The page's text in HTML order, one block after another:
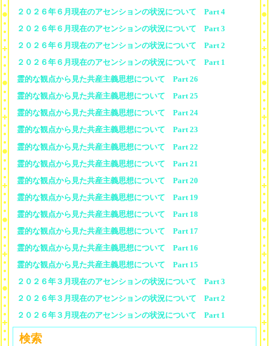
２０２６年６月現在のアセンションの状況について Part 4
２０２６年６月現在のアセンションの状況について Part 3
２０２６年６月現在のアセンションの状況について Part 2
２０２６年６月現在のアセンションの状況について Part 1
霊的な観点から見た共産主義思想について Part 26
霊的な観点から見た共産主義思想について Part 25
霊的な観点から見た共産主義思想について Part 24
霊的な観点から見た共産主義思想について Part 23
霊的な観点から見た共産主義思想について Part 22
霊的な観点から見た共産主義思想について Part 21
霊的な観点から見た共産主義思想について Part 20
霊的な観点から見た共産主義思想について Part 19
霊的な観点から見た共産主義思想について Part 18
霊的な観点から見た共産主義思想について Part 17
霊的な観点から見た共産主義思想について Part 16
霊的な観点から見た共産主義思想について Part 15
２０２６年３月現在のアセンションの状況について Part 3
２０２６年３月現在のアセンションの状況について Part 2
２０２６年３月現在のアセンションの状況について Part 1
検索